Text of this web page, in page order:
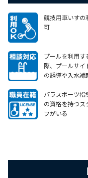
競技用車いすの
可
プールを利用す
際、プールサイ
の誘導や入水補
のニーズに対し
等に応じること
きる
パラスポーツ指
の資格を持つス
フがいる